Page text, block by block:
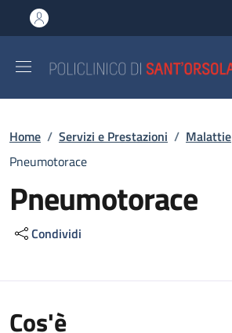
al contenuto principale
to footer content
Briciole di pane
Home / Servizi e Prestazioni / Malattie
Pneumotorace
Pneumotorace
Condividi
Cos'è